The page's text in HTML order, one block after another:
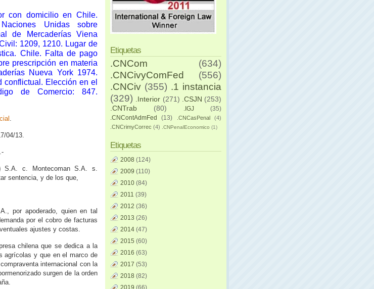
con domicilio en Chile.
Unidas sobre
de Mercaderías Viena
1209, 1210. Lugar de
Chile. Falta de pago
prescripción en materia
Nueva York 1974.
conflictual. Elección en el
de Comercio: 847.
.
04/13.
S.A. c. Montecoman S.A. s.
sentencia, y de los que,
por apoderado, quien en tal
por el cobro de facturas
ajustes y costas.
chilena que se dedica a la
agrícolas y que en el marco de
internacional con la
surgen de la orden
Etiquetas
.CNCom
(634)
.CNCivyComFed
(556)
.CNCiv (355) .1 instancia
(329)
.Interior (271) .CSJN (253)
.CNTrab
(80) .IGJ
(35)
.CNContAdmFed
(13) .CNCasPenal
(4)
.CNCrimyCorrec (4) .CNPenalEconomico (1)
Etiquetas
2008 (124)
2009 (110)
2010 (84)
2011 (39)
2012 (36)
2013 (26)
2014 (47)
2015 (60)
2016 (63)
2017 (53)
2018 (82)
2019 (66)